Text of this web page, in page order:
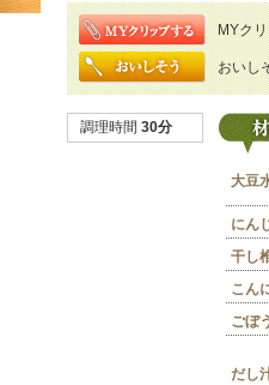
MYク
おいし
調理時間 30分
大豆
にん
干し
こん
ごぼ
だし